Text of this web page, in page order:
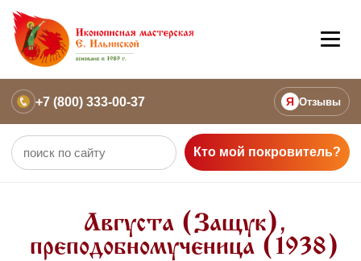
+7 (800) 333-00-37 Я Отзывы
Кто мой покровитель?
Августа (Защук),
преподобномученица (1938)